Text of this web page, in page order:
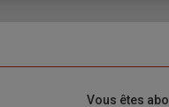
Vous êtes